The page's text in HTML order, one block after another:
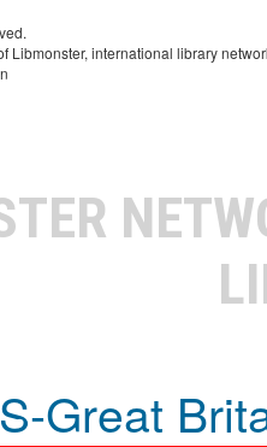
Libmonster, international library
Great